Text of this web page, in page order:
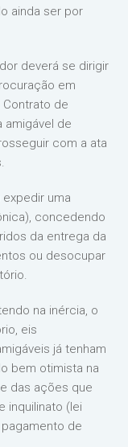
ainda ser por
deverá se dirigir
em
de
amigável de
com a ata
uma
concedendo
da entrega da
ou desocupar
na inércia, o
eis
já tenham
bem otimista na
das ações que
inquilinato (lei
de